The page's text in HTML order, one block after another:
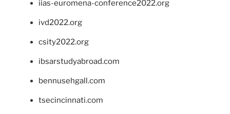
iias-euromena-conference2022.org
ivd2022.org
csity2022.org
ibsarstudyabroad.com
bennusehgall.com
tsecincinnati.com